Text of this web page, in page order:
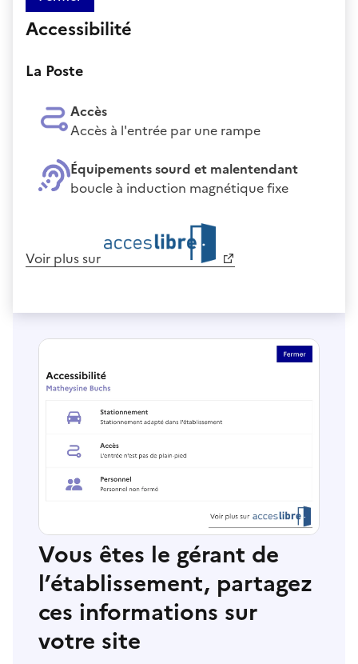
Accessibilité
La Poste
Accès
Accès à l'entrée par une rampe
Équipements sourd et malentendant
boucle à induction magnétique fixe
Voir plus sur
Vous êtes le gérant de
l’établissement, partagez
ces informations sur
votre site